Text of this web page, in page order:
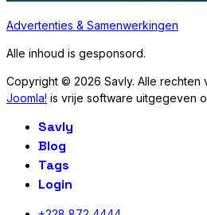
Advertenties & Samenwerkingen
Alle inhoud is gesponsord.
Copyright © 2026 Savly. Alle rechten
Joomla! is vrije software uitgegeven
Savly
Blog
Tags
Login